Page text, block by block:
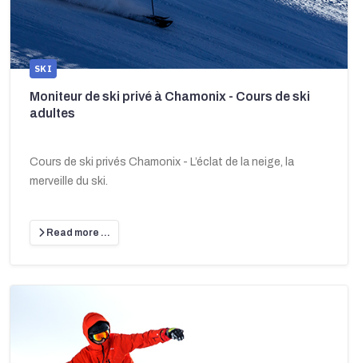
SKI
Moniteur de ski privé à Chamonix - Cours de ski
adultes
Cours de ski privés Chamonix - L’éclat de la neige, la
merveille du ski.
Read more …